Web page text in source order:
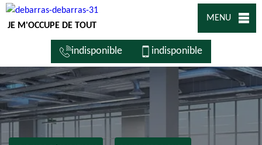
JE M'OCCUPE DE TOUT
MENU
indisponible indisponible